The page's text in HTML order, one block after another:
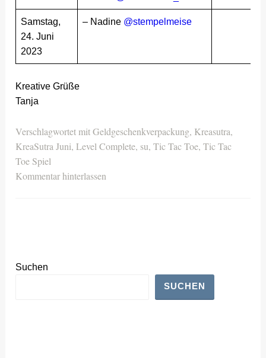
Samstag,
24. Juni
2023
– Nadine @stempelmeise
Kreative Grüße
Tanja
Verschlagwortet mitGeldgeschenkverpackung, Kreasutra,
KreaSutra Juni,Level Complete, su,Tic Tac Toe,Tic Tac
Toe Spiel
Kommentar hinterlassen
Suchen
SUCHEN